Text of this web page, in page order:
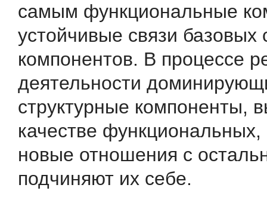
самым функциональные
устойчивые связи базовых
компонентов. В процессе
деятельности
структурные компоненты,
качестве функциональных,
новые отношения с
подчиняют их себе.